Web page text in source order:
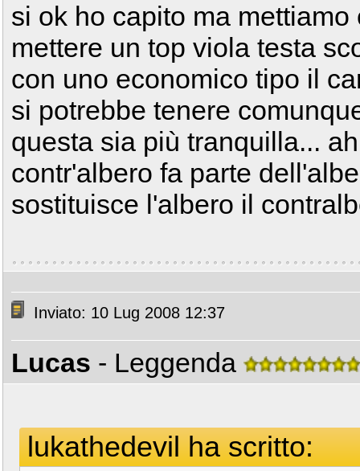
si ok ho capito ma
mettere un top viola testa
con uno economico tipo il
si potrebbe tenere
questa sia più tranquilla...
contr'albero fa parte
sostituisce l'albero il
Inviato: 10 Lug 2008 12:37
Lucas - Leggenda
lukathedevil ha scritto: